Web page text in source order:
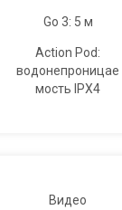
Go 3: 5 м
Action Pod:
водонепроницае
мость IPX4
Видео